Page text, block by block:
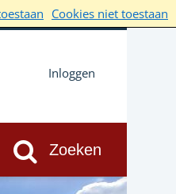
Cookies niet toestaan
Inloggen